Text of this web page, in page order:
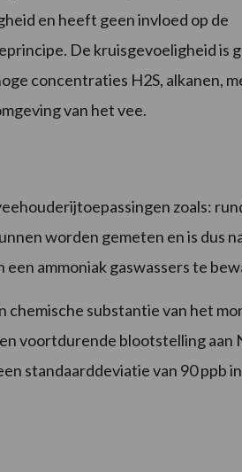
en heeft geen invloed op de
De kruisgevoeligheid is
concentraties H2S, alkanen,
van het vee.
zoals:
worden gemeten en is dus
ammoniak gaswassers te
substantie van het
voortdurende blootstelling aan
standaarddeviatie van 90 ppb